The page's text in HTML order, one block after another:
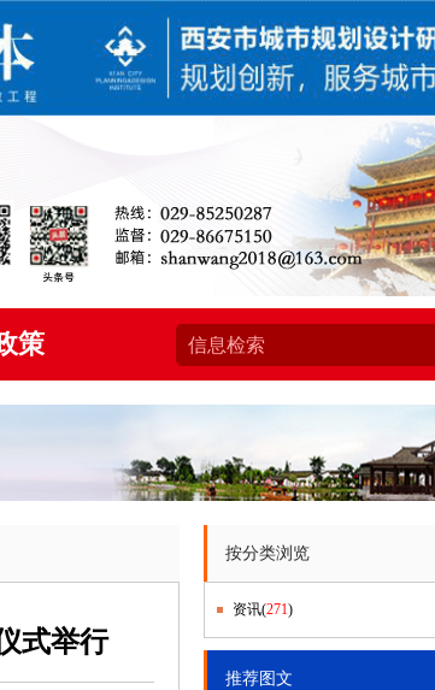
策
式举行
按分类浏览
资讯(271)
推荐图文